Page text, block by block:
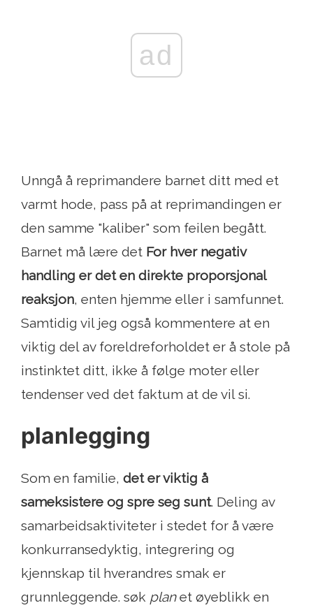
ad
Unngå å reprimandere barnet ditt med et
varmt hode, pass på at reprimandingen er
den samme "kaliber" som feilen begått.
Barnet må lære det For hver negativ
handling er det en direkte proporsjonal
reaksjon, enten hjemme eller i samfunnet.
Samtidig vil jeg også kommentere at en
viktig del av foreldreforholdet er å stole på
instinktet ditt, ikke å følge moter eller
tendenser ved det faktum at de vil si.
planlegging
Som en familie, det er viktig å
sameksistere og spre seg sunt. Deling av
samarbeidsaktiviteter i stedet for å være
konkurransedyktig, integrering og
kjennskap til hverandres smak er
grunnleggende. søk planet øyeblikk en